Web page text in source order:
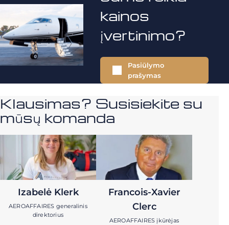
kainos
įvertinimo?
Pasiūlymo
prašymas
Klausimas? Susisiekite su
mūsų komanda
Izabelė Klerk
AEROAFFAIRES generalinis
direktorius
Francois-Xavier
Clerc
AEROAFFAIRES įkūrėjas